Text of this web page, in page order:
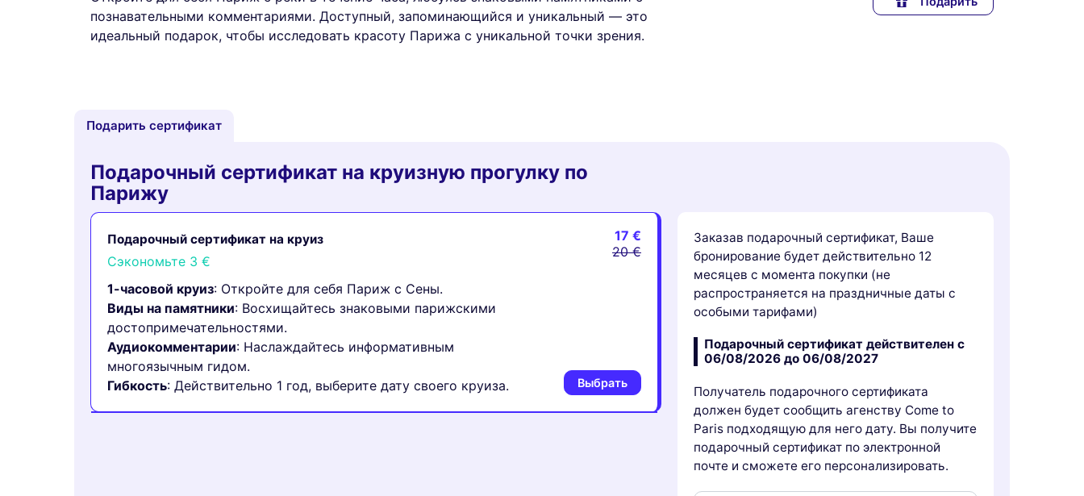
познавательными комментариями. Доступный, запоминающийся и уникальный — это
идеальный подарок, чтобы исследовать красоту Парижа с уникальной точки зрения.
Подарить сертификат
Подарочный сертификат на круизную прогулку по
Парижу
Подарочный сертификат на круиз
Сэкономьте 3 €
1-часовой круиз: Откройте для себя Париж с Сены.
Виды на памятники: Восхищайтесь знаковыми парижскими
достопримечательностями.
Аудиокомментарии: Наслаждайтесь информативным
многоязычным гидом.
Гибкость: Действительно 1 год, выберите дату своего круиза.
17 €
20 €
Выбрать
Заказав подарочный сертификат, Ваше
бронирование будет действительно 12
месяцев с момента покупки (не
распространяется на праздничные даты с
особыми тарифами)
Подарочный сертификат действителен с
06/08/2026 до 06/08/2027
Получатель подарочного сертификата
должен будет сообщить агенству Come to
Paris подходящую для него дату. Вы получите
подарочный сертификат по электронной
почте и сможете его персонализировать.